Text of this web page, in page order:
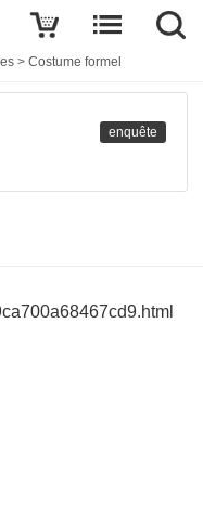
>Costume formel
enquête